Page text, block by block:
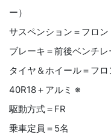
ー）
サスペンション＝フロ
ブレーキ＝前後ベンチ
タイヤ＆ホイール＝フ
40R18＋アルミ ※
駆動方式＝FR
乗車定員＝5名